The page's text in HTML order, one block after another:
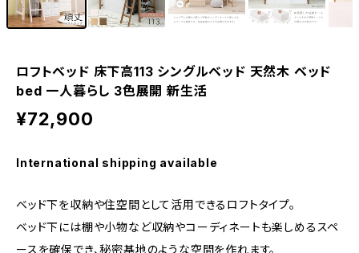
ロフトベッド 床下高113 シングルベッド 天然木 ベッド
bed 一人暮らし 3色展開 新生活
¥72,900
International shipping available
ベッド下を収納や住空間として活用できるロフトタイプ。
ベッド下には棚や小物など収納やコーディネートも楽しめるスペ
ースを確保でき、秘密基地のような空間を作れます。